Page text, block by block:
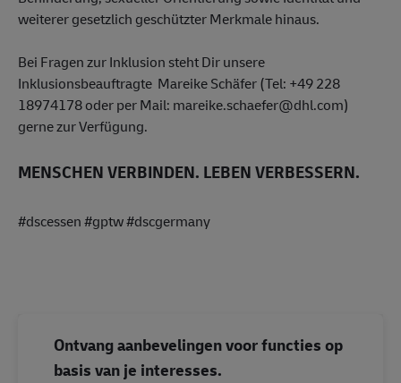
weiterer gesetzlich geschützter Merkmale hinaus.
Bei Fragen zur Inklusion steht Dir unsere
Inklusionsbeauftragte Mareike Schäfer (Tel: +49 228
18974178 oder per Mail: mareike.schaefer@dhl.com)
gerne zur Verfügung.
MENSCHEN VERBINDEN. LEBEN VERBESSERN.
#dscessen #gptw #dscgermany
Ontvang aanbevelingen voor functies op
basis van je interesses.